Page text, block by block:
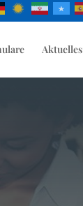
Aktuelles